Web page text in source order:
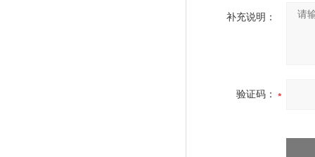
补充说明：
验证码：